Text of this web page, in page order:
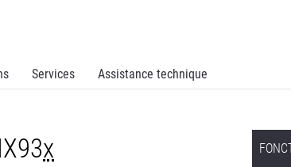
Services Assistance technique
x